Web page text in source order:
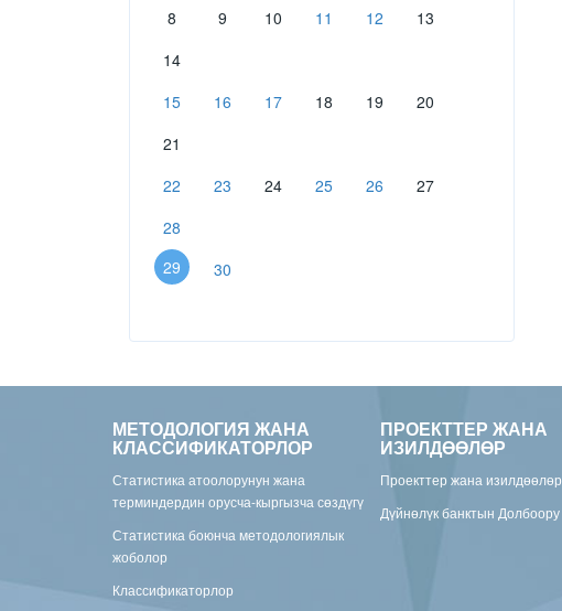
8
9 10 11 12
13
14
15
16 17 18 19
20
21
22
23 24 25 26
27
28
29
30
МЕТОДОЛОГИЯ ЖАНА
КЛАССИФИКАТОРЛОР
Статистика атоолорунун жана
терминдердин орусча-кыргызча сөздүгү
Статистика боюнча методологиялык
жоболор
Классификаторлор
ПРОЕКТТЕР ЖАНА
ИЗИЛДӨӨЛӨР
Проекттер жана изилдөөлөр
Дүйнөлүк банктын Долбоору